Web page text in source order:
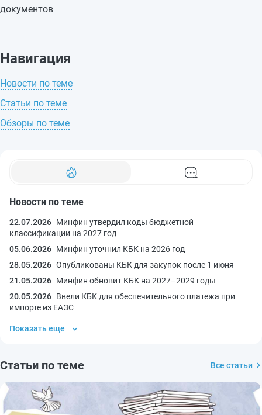
документов
Новости по теме
22.07.2026 Минфин утвердил коды бюджетной
классификации на 2027 год
05.06.2026 Минфин уточнил КБК на 2026 год
28.05.2026 Опубликованы КБК для закупок после 1 июня
21.05.2026 Минфин обновит КБК на 2027–2029 годы
20.05.2026 Ввели КБК для обеспечительного платежа при
импорте из ЕАЭС
Показать еще
Статьи по теме Все статьи
Навигация
Новости по теме
Статьи по теме
Обзоры по теме